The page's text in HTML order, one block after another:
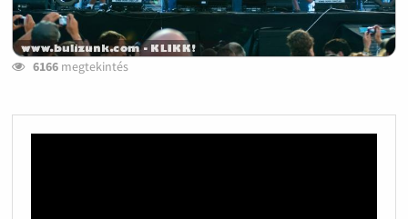
6166megtekintés